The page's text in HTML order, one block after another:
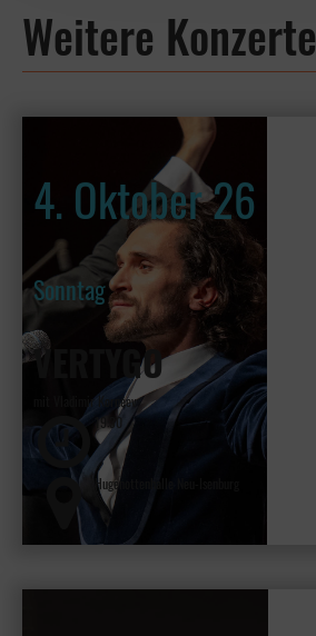
Weitere Konzerte
4. Oktober 26
Sonntag
VERTYGO
mit Vladimir Kornéev
19:30
Hugenottenhalle Neu-Isenburg